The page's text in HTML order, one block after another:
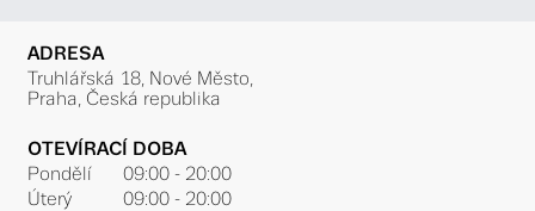
ADRESA
Truhlářská 18, Nové Město,
Praha, Česká republika
OTEVÍRACÍ DOBA
Pondělí
09:00 - 20:00
Úterý
09:00 - 20:00